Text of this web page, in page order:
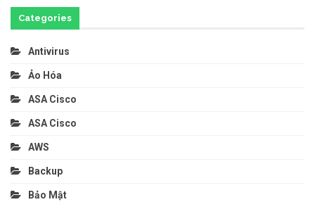
Categories
Antivirus
Ảo Hóa
ASA Cisco
ASA Cisco
AWS
Backup
Bảo Mật